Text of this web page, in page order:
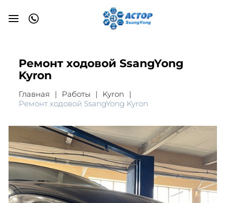
Ремонт ходовой SsangYong
Kyron
Главная Работы
Kyron
Ремонт ходовой SsangYong Kyron